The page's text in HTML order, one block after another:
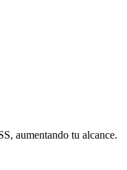
aumentando tu alcance.